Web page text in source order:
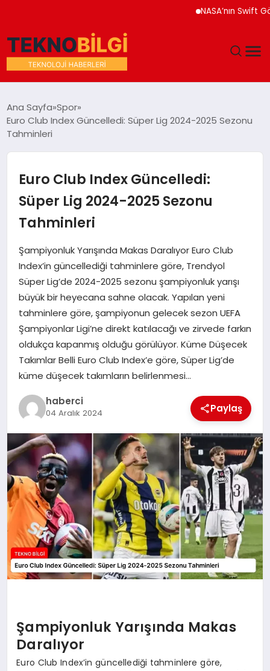
NASA’nın Swift
DÜNYA
MAGAZIN
SAĞLIK
SIYASET
SPOR
TEKNOLOJI
YAŞAM
Ana Sayfa Spor
Euro Club Index Güncelledi: Süper Lig 2024-2025 Sezonu
Tahminleri
Euro Club Index Güncelledi:
Süper Lig 2024-2025 Sezonu
Tahminleri
Şampiyonluk Yarışında Makas Daralıyor Euro Club
Index’in güncellediği tahminlere göre, Trendyol
Süper Lig’de 2024-2025 sezonu şampiyonluk yarışı
büyük bir heyecana sahne olacak. Yapılan yeni
tahminlere göre, şampiyonun gelecek sezon UEFA
Şampiyonlar Ligi’ne direkt katılacağı ve zirvede farkın
oldukça kapanmış olduğu görülüyor. Küme Düşecek
Takımlar Belli Euro Club Index’e göre, Süper Lig’de
küme düşecek takımların belirlenmesi…
haberci
04 Aralık 2024 Paylaş
Şampiyonluk Yarışında Makas
Daralıyor
Euro Club Index’in güncellediği tahminlere göre,